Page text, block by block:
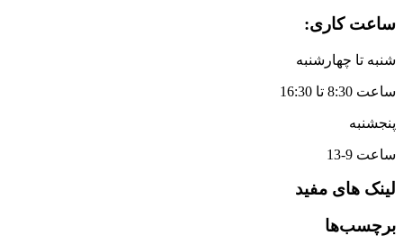
ساعت کاری:
شنبه تا چهارشنبه
ساعت 8:30 تا 16:30
پنجشنبه
ساعت 9-13
لینک های مفید
برچسب‌ها